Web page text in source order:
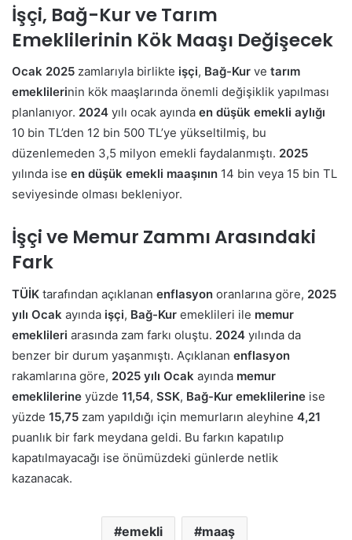
İşçi, Bağ-Kur ve Tarım
Emeklilerinin Kök Maaşı Değişecek
Ocak 2025 zamlarıyla birlikte işçi, Bağ-Kur ve tarım
emeklilerinin kök maaşlarında önemli değişiklik yapılması
planlanıyor. 2024 yılı ocak ayında en düşük emekli aylığı
10 bin TL’den 12 bin 500 TL’ye yükseltilmiş, bu
düzenlemeden 3,5 milyon emekli faydalanmıştı. 2025
yılında ise en düşük emekli maaşının 14 bin veya 15 bin TL
seviyesinde olması bekleniyor.
İşçi ve Memur Zammı Arasındaki
Fark
TÜİK tarafından açıklanan enflasyon oranlarına göre, 2025
yılı Ocak ayında işçi, Bağ-Kur emeklileri ile memur
emeklileri arasında zam farkı oluştu. 2024 yılında da
benzer bir durum yaşanmıştı. Açıklanan enflasyon
rakamlarına göre, 2025 yılı Ocak ayında memur
emeklilerine yüzde 11,54, SSK, Bağ-Kur emeklilerine ise
yüzde 15,75 zam yapıldığı için memurların aleyhine 4,21
puanlık bir fark meydana geldi. Bu farkın kapatılıp
kapatılmayacağı ise önümüzdeki günlerde netlik
kazanacak.
emekli maaş